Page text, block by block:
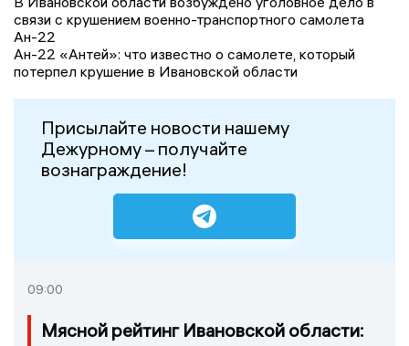
связи с крушением военно-транспортного самолета
Ан-22
Ан-22 «Антей»: что известно о самолете, который
потерпел крушение в Ивановской области
Присылайте новости нашему
Дежурному – получайте
вознаграждение!
09:00
Мясной рейтинг Ивановской области: